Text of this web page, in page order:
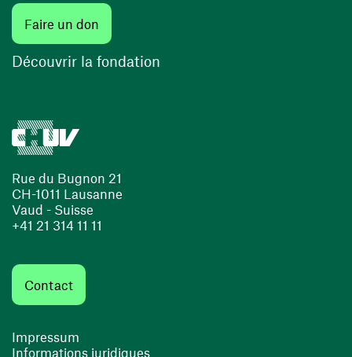
Rue du Bugnon 21
CH-1011 Lausanne
Vaud - Suisse
+41 21 314 11 11
Contact
Impressum
Informations juridiques
Faire un don
Découvrir la fondation